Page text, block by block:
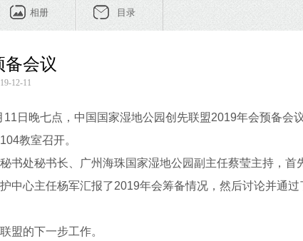
相册 目录
备会议
12-11
11日晚七点，中国国家湿地公园创先联盟2019年会预备会
教室召开。
书处秘书长、广州海珠国家湿地公园副主任蔡莹主持，首
中心主任杨军汇报了2019年会筹备情况，然后讨论并通过
盟的下一步工作。